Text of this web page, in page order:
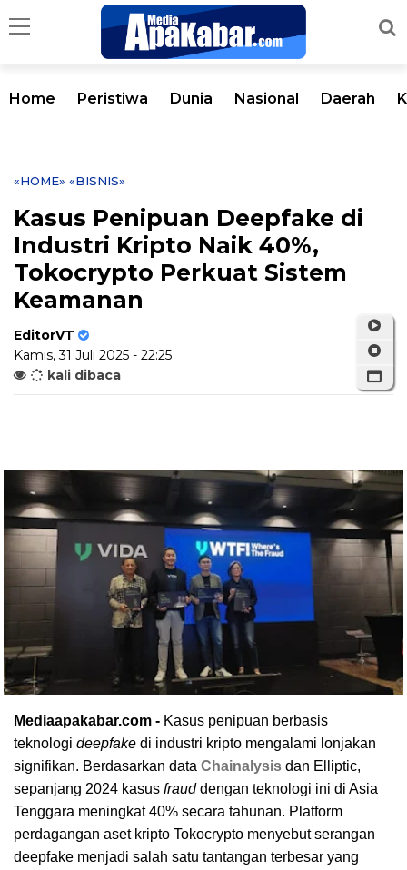
Home Peristiwa Dunia Nasional Daerah
«HOME» «BISNIS»
Kasus Penipuan Deepfake di
Industri Kripto Naik 40%,
Tokocrypto Perkuat Sistem
Keamanan
EditorVT
Kamis, 31 Juli 2025 - 22:25
kali dibaca
Mediaapakabar.com - Kasus penipuan berbasis
teknologi deepfake di industri kripto mengalami lonjakan
signifikan. Berdasarkan data Chainalysis dan Elliptic,
sepanjang 2024 kasus frauddengan teknologi ini di Asia
Tenggara meningkat 40% secara tahunan. Platform
perdagangan aset kripto Tokocrypto menyebut serangan
deepfake menjadi salah satu tantangan terbesar yang